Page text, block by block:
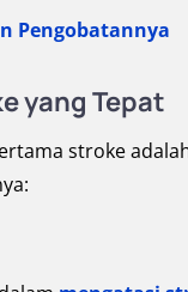
Pengobatannya
yang Tepat
stroke